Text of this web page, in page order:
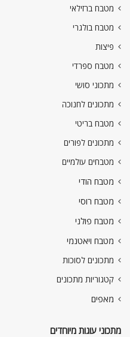
מטבח ברזילאי
מטבח בולגרי
פיצות
מטבח ספרדי
מתכוני סושי
מתכונים לחנוכה
מטבח בריטי
מתכונים לפורים
מטבחים עולמיים
מטבח הודי
מטבח רוסי
מטבח פולני
מטבח ויאטנמי
מתכונים לסוכות
קטגוריות מתכונים
מאפים
מתכוני עוגות מיוחדים